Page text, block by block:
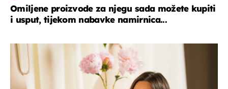
Omiljene proizvode za njegu sada možete kupiti
i usput, tijekom nabavke namirnica...
moda & ljepota